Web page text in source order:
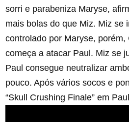
sorri e parabeniza Maryse,
mais bolas do que Miz. Miz se
controlado por Maryse, porém,
começa a atacar Paul. Miz se
Paul consegue neutralizar
pouco. Após vários socos e
“Skull Crushing Finale” em